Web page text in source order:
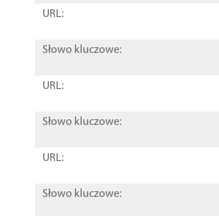
URL:
Słowo kluczowe:
URL:
Słowo kluczowe:
URL:
Słowo kluczowe: